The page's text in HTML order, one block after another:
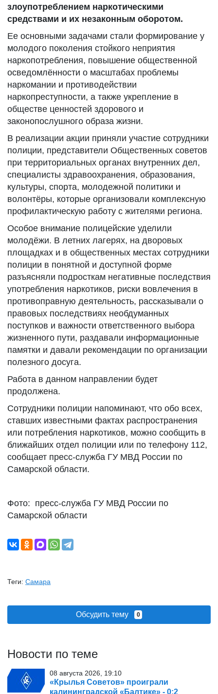
злоупотреблением наркотическими
средствами и их незаконным оборотом.
Ее основными задачами стали формирование у
молодого поколения стойкого неприятия
наркопотребления, повышение общественной
осведомлённости о масштабах проблемы
наркомании и противодействии
наркопреступности, а также укрепление в
обществе ценностей здорового и
законопослушного образа жизни.
В реализации акции приняли участие сотрудники
полиции, представители Общественных советов
при территориальных органах внутренних дел,
специалисты здравоохранения, образования,
культуры, спорта, молодежной политики и
волонтёры, которые организовали комплексную
профилактическую работу с жителями региона.
Особое внимание полицейские уделили
молодёжи. В летних лагерях, на дворовых
площадках и в общественных местах сотрудники
полиции в понятной и доступной форме
разъясняли подросткам негативные последствия
употребления наркотиков, риски вовлечения в
противоправную деятельность, рассказывали о
правовых последствиях необдуманных
поступков и важности ответственного выбора
жизненного пути, раздавали информационные
памятки и давали рекомендации по организации
полезного досуга.
Работа в данном направлении будет
продолжена.
Сотрудники полиции напоминают, что обо всех,
ставших известными фактах распространения
или потребления наркотиков, можно сообщить в
ближайших отдел полиции или по телефону 112,
сообщает пресс-служба ГУ МВД России по
Самарской области.
Фото: пресс-служба ГУ МВД России по
Самарской области
Теги: Самара
Обсудить тему 0
Новости по теме
08 августа 2026, 19:10
«Крылья Советов» проиграли
калининградской «Балтике» - 0:2